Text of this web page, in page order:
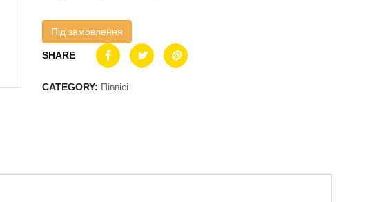
Під замовлення
SHARE
CATEGORY: Піввісі